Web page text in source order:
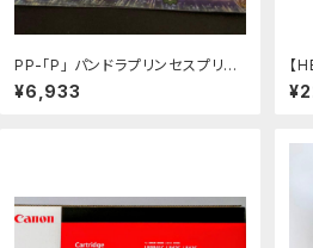
PP-「P」 パンドラプリンセスプリ
ン プレイ用
¥6,933
【
キ
ッ